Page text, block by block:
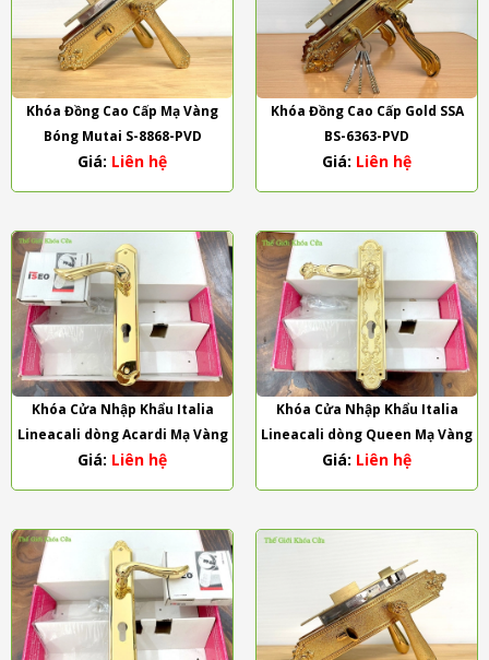
Khóa Đồng Cao Cấp Mạ Vàng
Bóng Mutai S-8868-PVD
Giá: Liên hệ
Khóa Đồng Cao Cấp Gold SSA
BS-6363-PVD
Giá: Liên hệ
Khóa Cửa Nhập Khẩu Italia
Lineacali dòng Acardi Mạ Vàng
Giá: Liên hệ
Khóa Cửa Nhập Khẩu Italia
Lineacali dòng Queen Mạ Vàng
Giá: Liên hệ